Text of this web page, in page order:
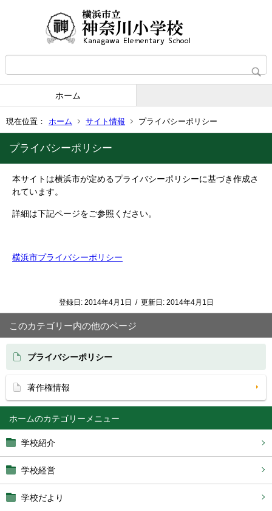
ホーム
現在位置： ホーム サイト情報 プライバシーポリシー
ホーム
学校紹介
学校経営
学校だより
プライバシーポリシー
本サイトは横浜市が定めるプライバシーポリシーに基づき作成さ
れています。
詳細は下記ページをご参照ください。
横浜市プライバシーポリシー
登録日: 2014年4月1日 / 更新日: 2014年4月1日
このカテゴリー内の他のページ
プライバシーポリシー
著作権情報